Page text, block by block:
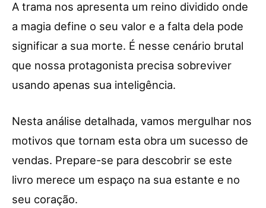
A trama nos apresenta um reino dividido onde
a magia define o seu valor e a falta dela pode
significar a sua morte. É nesse cenário brutal
que nossa protagonista precisa sobreviver
usando apenas sua inteligência.
Nesta análise detalhada, vamos mergulhar nos
motivos que tornam esta obra um sucesso de
vendas. Prepare-se para descobrir se este
livro merece um espaço na sua estante e no
seu coração.